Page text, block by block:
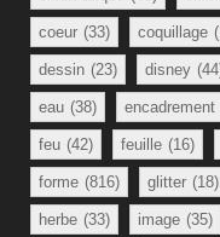
coeur (33) coquillage
dessin (23) disney
eau (38) encadrement
feu (42) feuille (16)
forme (816) glitter (18)
herbe (33) image (35)